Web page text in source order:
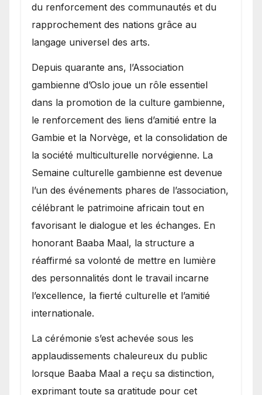
du renforcement des communautés et du
rapprochement des nations grâce au
langage universel des arts.
​Depuis quarante ans, l’Association
gambienne d’Oslo joue un rôle essentiel
dans la promotion de la culture gambienne,
le renforcement des liens d’amitié entre la
Gambie et la Norvège, et la consolidation de
la société multiculturelle norvégienne. La
Semaine culturelle gambienne est devenue
l’un des événements phares de l’association,
célébrant le patrimoine africain tout en
favorisant le dialogue et les échanges. En
honorant Baaba Maal, la structure a
réaffirmé sa volonté de mettre en lumière
des personnalités dont le travail incarne
l’excellence, la fierté culturelle et l’amitié
internationale.
​La cérémonie s’est achevée sous les
applaudissements chaleureux du public
lorsque Baaba Maal a reçu sa distinction,
exprimant toute sa gratitude pour cet